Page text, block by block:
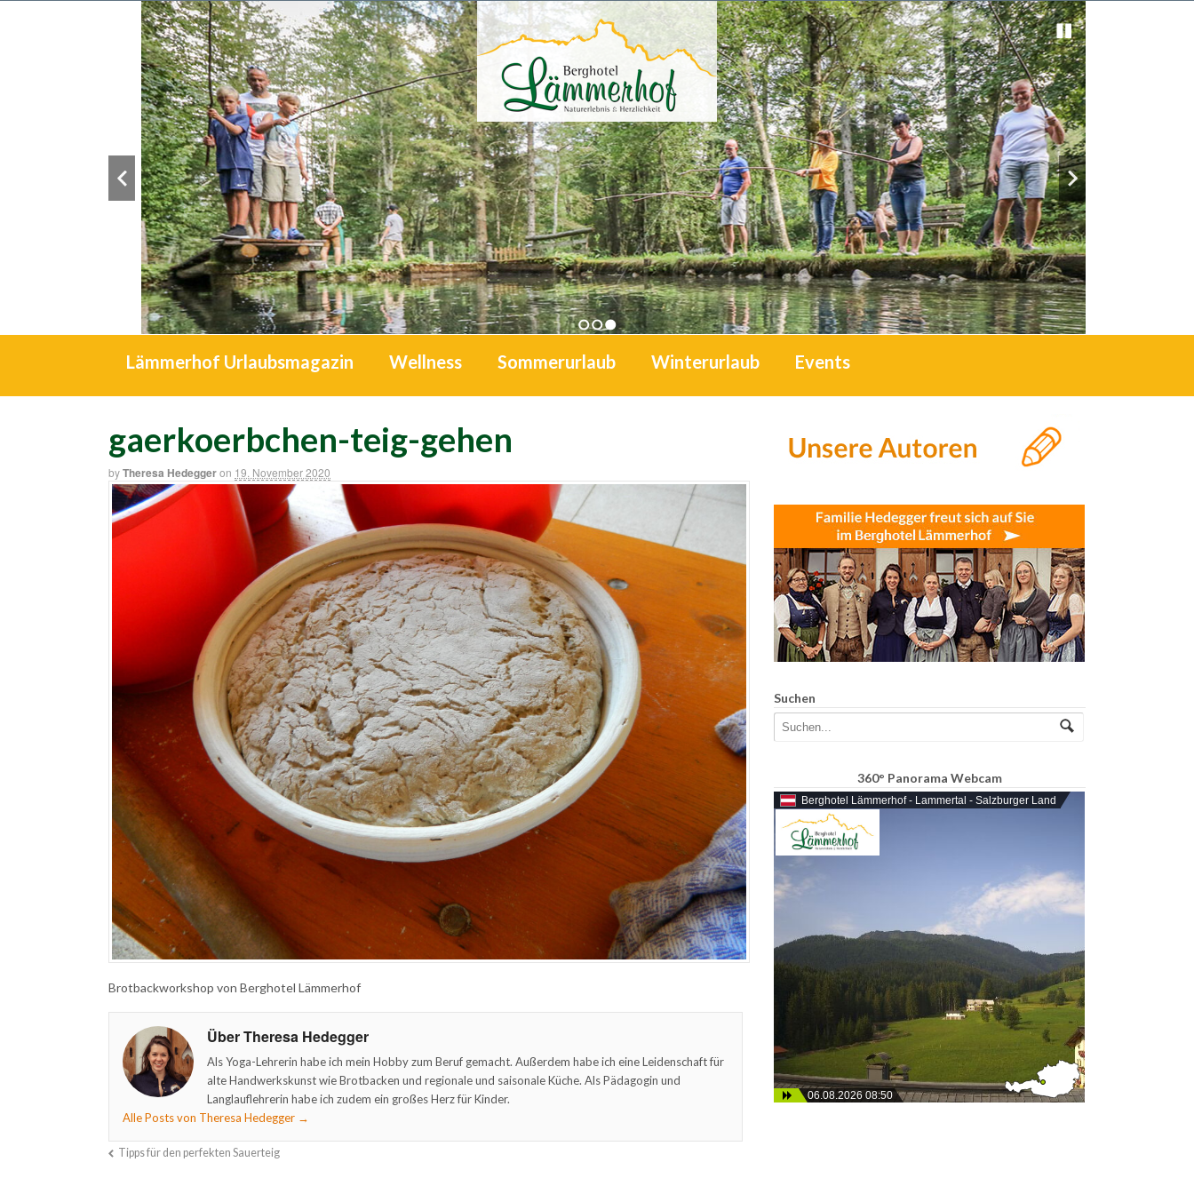
1 2 3
Lämmerhof Urlaubsmagazin Wellness Sommerurlaub Winterurlaub Events
gaerkoerbchen-teig-gehen
byTheresa Hedeggeron 19. November 2020
Brotbackworkshop von Berghotel Lämmerhof
Über Theresa Hedegger
Als Yoga-Lehrerin habe ich mein Hobby zum Beruf gemacht. Außerdem habe ich eine Leidenschaft für
alte Handwerkskunst wie Brotbacken und regionale und saisonale Küche. Als Pädagogin und
Langlauflehrerin habe ich zudem ein großes Herz für Kinder.
Alle Posts von Theresa Hedegger →
Tipps für den perfekten Sauerteig
Suchen
360° Panorama Webcam
Berghotel Lämmerhof - Lammertal - Salzburger Land
06.08.2026 08:50